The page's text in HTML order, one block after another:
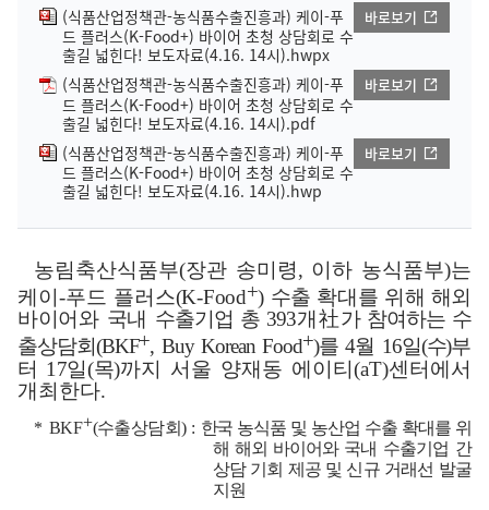
(식품산업정책관-농식품수출진흥과) 케이-푸
드 플러스(K-Food+) 바이어 초청 상담회로 수
출길 넓힌다! 보도자료(4.16. 14시).hwpx
바로보기
(식품산업정책관-농식품수출진흥과) 케이-푸
드 플러스(K-Food+) 바이어 초청 상담회로 수
출길 넓힌다! 보도자료(4.16. 14시).pdf
바로보기
(식품산업정책관-농식품수출진흥과) 케이-푸
드 플러스(K-Food+) 바이어 초청 상담회로 수
출길 넓힌다! 보도자료(4.16. 14시).hwp
바로보기
농림축산식품부(장관 송미령, 이하 농식품부)는
케이 -푸드 플러스(K-Food+) 수출 확대를 위해 해외
바이어와 국내 수출기업 총 393개 社가 참여하는 수
출상담회(BKF+, Buy Korean Food+)를4월 16일(수)부
터 17일(목)까지 서울 양재동 에이티(aT)센터에서
개최한다.
* BKF+(수출상담회) : 한국 농식품 및 농산업 수출 확대를 위
해 해외 바이어와 국내 수출기업 간
상담 기회 제공 및 신규 거래선 발굴
지원